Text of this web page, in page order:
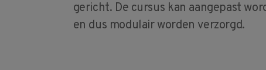
gericht. De cursus kan aangepast
en dus modulair worden verzorgd.